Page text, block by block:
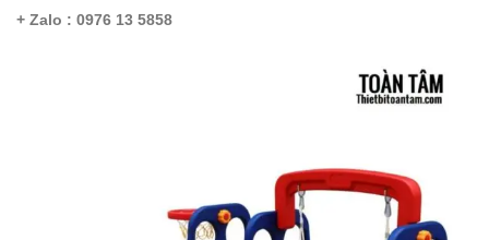
+ Zalo : 0976 13 5858